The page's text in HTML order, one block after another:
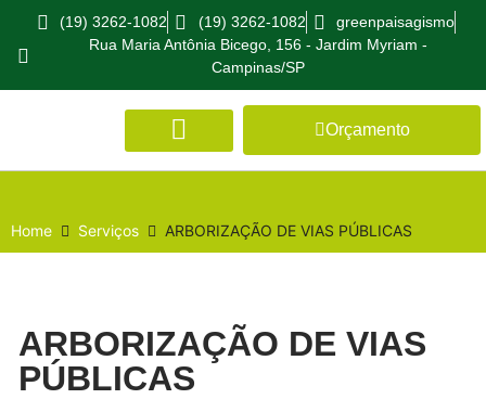
(19) 3262-1082 (19) 3262-1082
greenpaisagismo
Rua Maria Antônia Bicego, 156 - Jardim Myriam -
Campinas/SP
Orçamento
Home Serviços ARBORIZAÇÃO DE VIAS PÚBLICAS
ARBORIZAÇÃO DE VIAS
PÚBLICAS